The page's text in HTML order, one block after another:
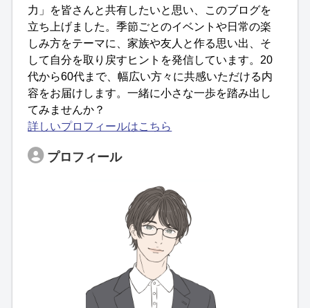
力」を皆さんと共有したいと思い、このブログを
立ち上げました。季節ごとのイベントや日常の楽
しみ方をテーマに、家族や友人と作る思い出、そ
して自分を取り戻すヒントを発信しています。20
代から60代まで、幅広い方々に共感いただける内
容をお届けします。一緒に小さな一歩を踏み出し
てみませんか？
詳しいプロフィールはこちら
プロフィール